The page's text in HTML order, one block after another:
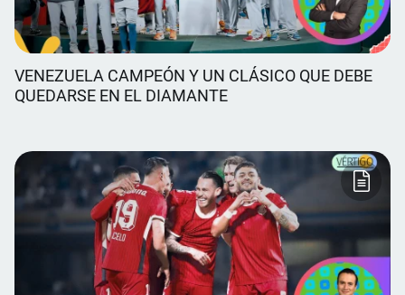
VENEZUELA CAMPEÓN Y UN CLÁSICO QUE DEBE
QUEDARSE EN EL DIAMANTE